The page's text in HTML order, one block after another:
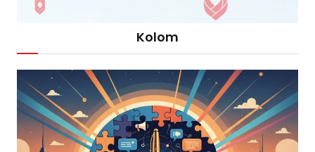
Kolom